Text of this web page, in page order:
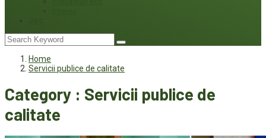
Home
Servicii publice de calitate
Category : Servicii publice de
calitate